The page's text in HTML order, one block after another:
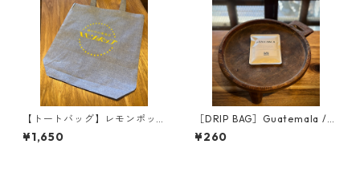
【トートバッグ】レモンポッ
プ
¥1,650
［DRIP BAG］Guatemala /
グアテマラ
¥260